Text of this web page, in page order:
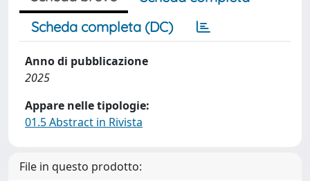
Scheda completa (DC)
Anno di pubblicazione
2025
Appare nelle tipologie:
01.5 Abstract in Rivista
File in questo prodotto: